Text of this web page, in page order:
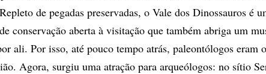
de pegadas preservadas, o Vale dos Dinossauros é
conservação aberta à visitação que também abriga um
ali. Por isso, até pouco tempo atrás, paleontólogos eram
Agora, surgiu uma atração para arqueólogos: no sítio